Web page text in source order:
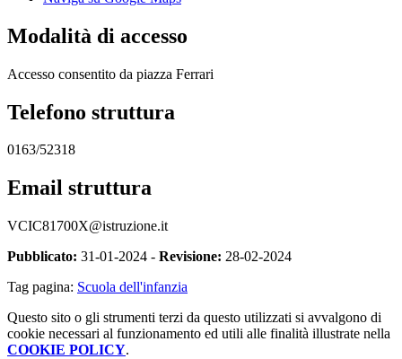
Modalità di accesso
Accesso consentito da piazza Ferrari
Telefono struttura
0163/52318
Email struttura
VCIC81700X@istruzione.it
Pubblicato: 31-01-2024 - Revisione: 28-02-2024
Tag pagina: Scuola dell'infanzia
Questo sito o gli strumenti terzi da questo utilizzati si avvalgono di
cookie necessari al funzionamento ed utili alle finalità illustrate nella
COOKIE POLICY.